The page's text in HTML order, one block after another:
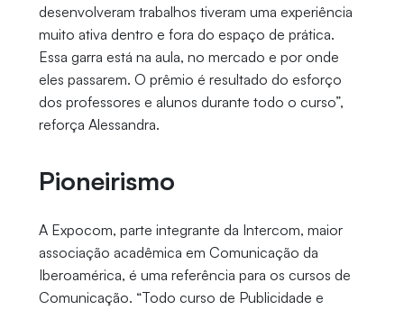
desenvolveram trabalhos tiveram uma experiência
muito ativa dentro e fora do espaço de prática.
Essa garra está na aula, no mercado e por onde
eles passarem. O prêmio é resultado do esforço
dos professores e alunos durante todo o curso”,
reforça Alessandra.
Pioneirismo
A Expocom, parte integrante da Intercom, maior
associação acadêmica em Comunicação da
Iberoamérica, é uma referência para os cursos de
Comunicação. “Todo curso de Publicidade e